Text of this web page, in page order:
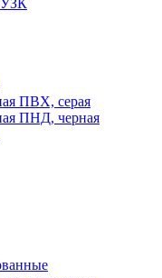
УЗК
ПВХ, серая
ПНД, черная